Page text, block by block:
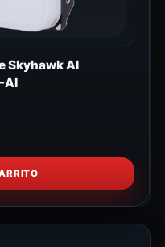
Skyhawk AI
AI